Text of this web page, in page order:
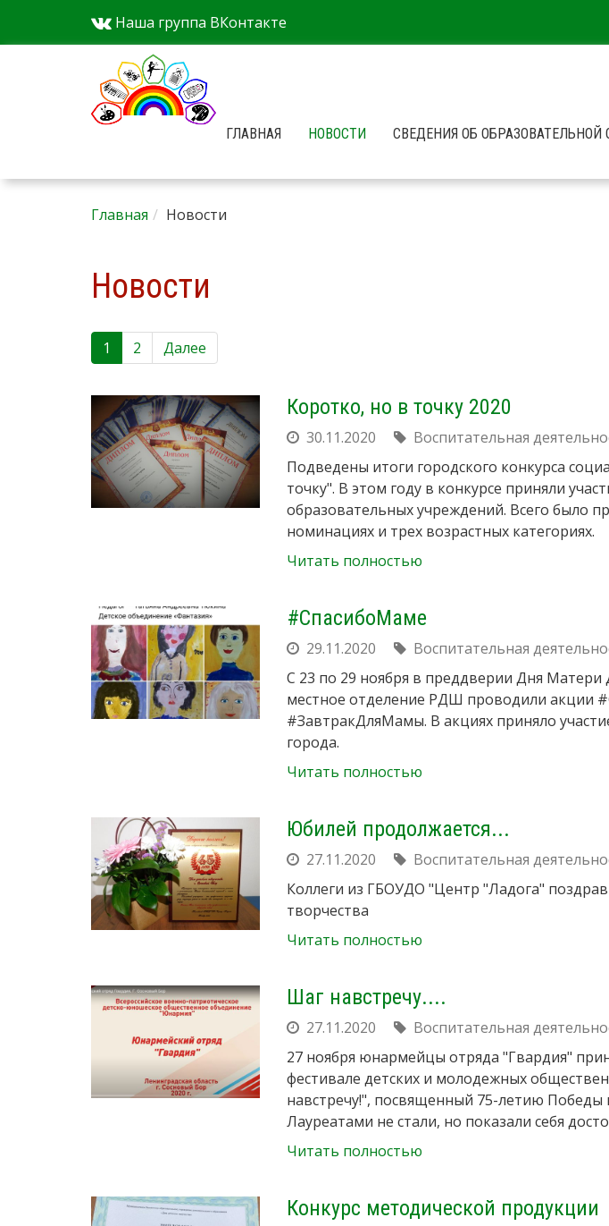
Наша группа ВКонтакте
ГЛАВНАЯ НОВОСТИ СВЕДЕНИЯ ОБ ОБРАЗОВАТЕЛЬНОЙ
Главная Новости
Новости
1 2 Далее
Коротко, но в точку 2020
30.11.2020
Воспитательная
Подведены итоги городского конкурса
точку". В этом году в конкурсе приняли
образовательных учреждений. Всего было
номинациях и трех возрастных категориях.
Читать полностью
#СпасибоМаме
29.11.2020
Воспитательная
С 23 по 29 ноября в преддверии Дня Матери
местное отделение РДШ проводили акции
#ЗавтракДляМамы. В акциях приняло
города.
Читать полностью
Юбилей продолжается...
27.11.2020
Воспитательная
Коллеги из ГБОУДО "Центр "Ладога"
творчества
Читать полностью
Шаг навстречу....
27.11.2020
Воспитательная
27 ноября юнармейцы отряда "Гвардия"
фестивале детских и молодежных
навстречу!", посвященный 75-летию Победы
Лауреатами не стали, но показали себя
Читать полностью
Конкурс методической продукции